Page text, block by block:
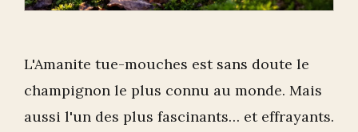
L'Amanite tue-mouches est sans doute le
champignon le plus connu au monde. Mais
aussi l'un des plus fascinants… et effrayants.